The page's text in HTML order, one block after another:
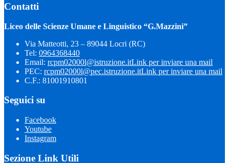
Contatti
Liceo delle Scienze Umane e Linguistico “G.Mazzini”
Via Matteotti, 23 – 89044 Locri (RC)
Tel: 0964368440
Email: rcpm02000l@istruzione.itLink per inviare una mail
PEC: rcpm02000l@pec.istruzione.itLink per inviare una mail
C.F.: 81001910801
Seguici su
Facebook
Youtube
Instagram
Sezione Link Utili